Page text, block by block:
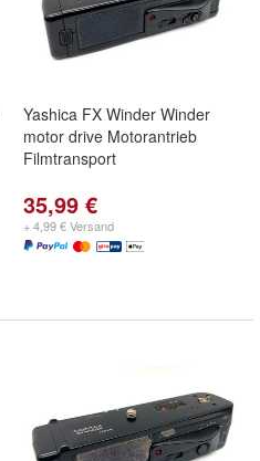
Yashica FX Winder Winder
motor drive Motorantrieb
Filmtransport
35,99 €
+ 4,99 € Versand